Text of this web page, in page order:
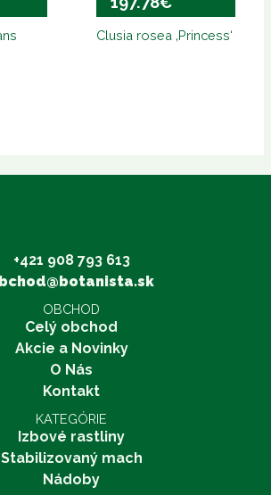
Clusia rosea ‚Princess‘
+421 908 793 613
OBCHOD
Celý obchod
Akcie a Novinky
O Nás
Kontakt
KATEGÓRIE
Izbové rastliny
Stabilizovaný mach
Nádoby